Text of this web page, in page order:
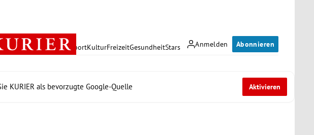
Anmelden Abonnieren
PolitikWirtschaft SportKulturFreizeitGesundheitStars
KURIER als bevorzugte Google-Quelle Aktivieren